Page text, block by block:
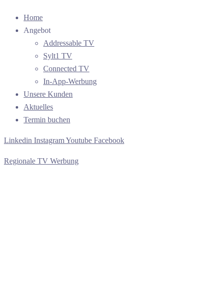
Home
Angebot
Addressable TV
Sylt1 TV
Connected TV
In-App-Werbung
Unsere Kunden
Aktuelles
Termin buchen
Linkedin InstagramYoutube Facebook
Regionale TV Werbung